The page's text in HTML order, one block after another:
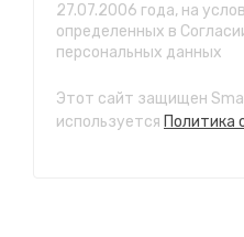
СТО "Марата"
ул. Рабочего штаба, 96
с 7.00 до 21.30, без
СТО "Ново-
ул. Розы Люксембург, 97
27.07.2006 года, на
определенных в
персональных данных
Этот сайт защищен
используется Политика